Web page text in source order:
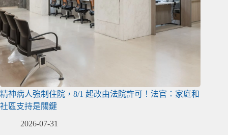
精神病人強制住院，8/1 起改由法院許可！法官：家庭和
社區支持是關鍵
2026-07-31